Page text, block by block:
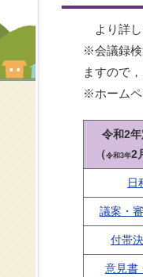
より詳
※会議録検
ますので
※ホームペ
令和2
（令和3年2
日
議案・
付帯
意見書